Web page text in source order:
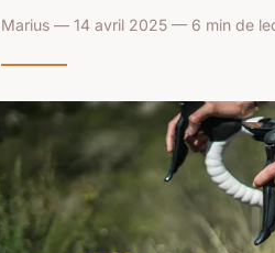
Marius — 14 avril 2025 — 6 min de